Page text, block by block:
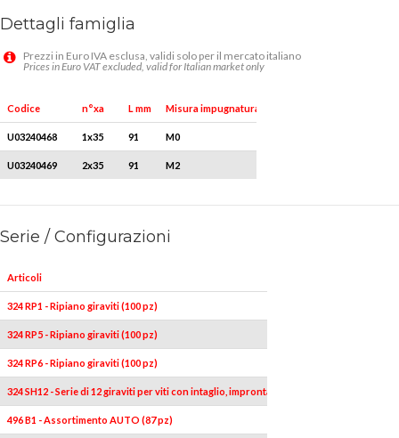
Dettagli famiglia
Prezzi in Euro IVA esclusa, validi solo per il mercato italiano
Prices in Euro VAT excluded, valid for Italian market only
Codice n°xa L mm Misura impugnatura
U03240468 1x35 91 M0
U03240469 2x35 91 M2
Serie / Configurazioni
Articoli
324 RP1 - Ripiano giraviti (100 pz)
324 RP5 - Ripiano giraviti (100 pz)
324 RP6 - Ripiano giraviti (100 pz)
324 SH12 - Serie di 12 giraviti per viti con intaglio, impronta a croce PHILLIPS® e
496 B1 - Assortimento AUTO (87 pz)